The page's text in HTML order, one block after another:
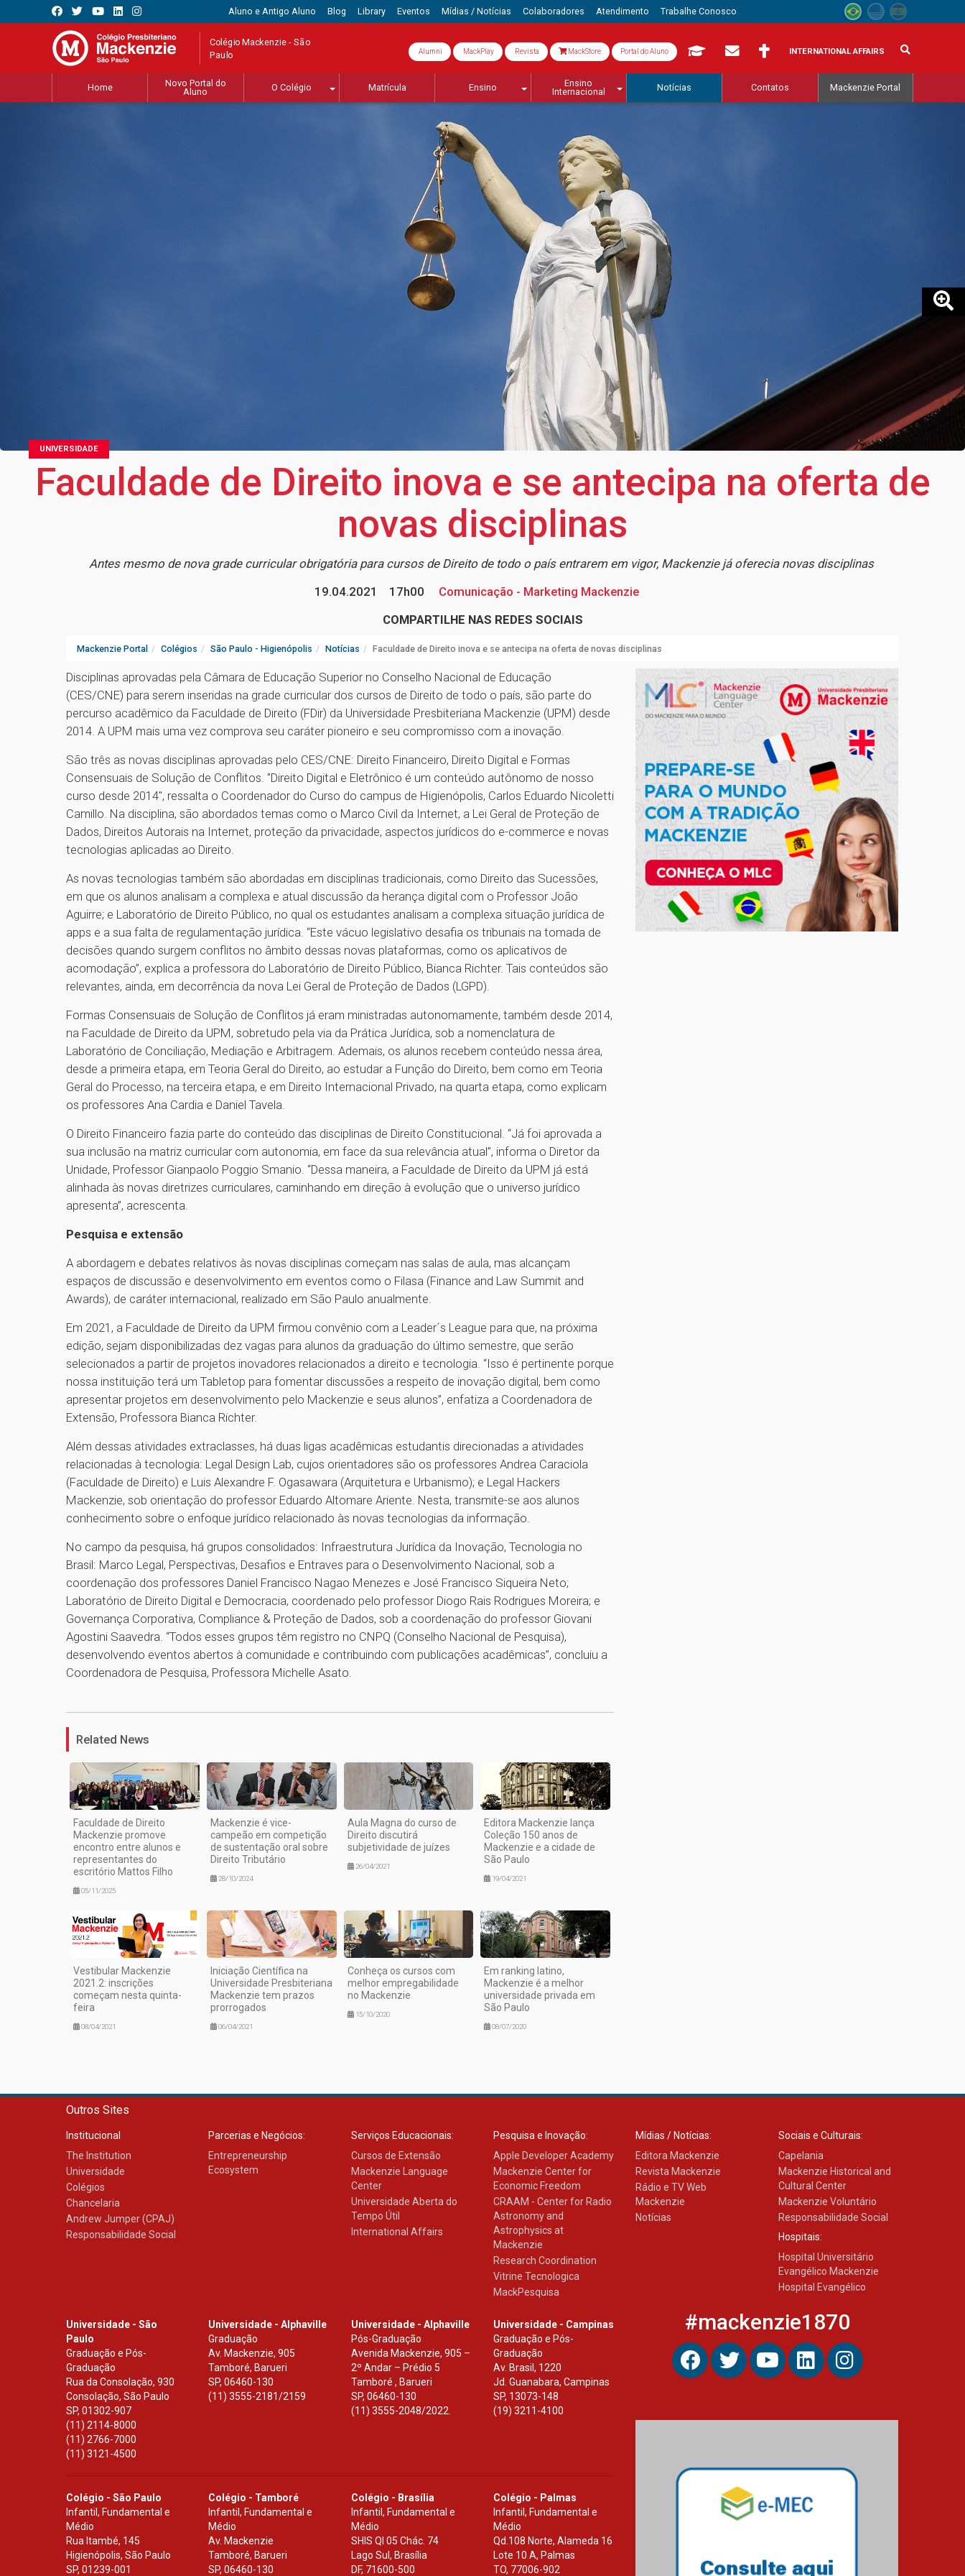
Aluno e Antigo Aluno Blog Library Eventos Mídias / Notícias Colaboradores Atendimento Trabalhe Conosco
Colégio Mackenzie - São
Paulo Alumni MackPlay Revista MackStore Portal do Aluno INTERNATIONAL AFFAIRS
Home
Novo Portal do
Aluno
O Colégio Matrícula Ensino
Ensino
Internacional
Notícias Contatos Mackenzie Portal
UNIVERSIDADE
Faculdade de Direito inova e se antecipa na oferta de
novas disciplinas
Antes mesmo de nova grade curricular obrigatória para cursos de Direito de todo o país entrarem em vigor, Mackenzie já oferecia novas disciplinas
19.04.2021
17h00
Comunicação - Marketing Mackenzie
COMPARTILHE NAS REDES SOCIAIS
Mackenzie Portal Colégios São Paulo - Higienópolis Notícias Faculdade de Direito inova e se antecipa na oferta de novas disciplinas
Disciplinas aprovadas pela Câmara de Educação Superior no Conselho Nacional de Educação
(CES/CNE) para serem inseridas na grade curricular dos cursos de Direito de todo o país, são parte do
percurso acadêmico da Faculdade de Direito (FDir) da Universidade Presbiteriana Mackenzie (UPM) desde
2014. A UPM mais uma vez comprova seu caráter pioneiro e seu compromisso com a inovação.
São três as novas disciplinas aprovadas pelo CES/CNE: Direito Financeiro, Direito Digital e Formas
Consensuais de Solução de Conflitos. "Direito Digital e Eletrônico é um conteúdo autônomo de nosso
curso desde 2014", ressalta o Coordenador do Curso do campus de Higienópolis, Carlos Eduardo Nicoletti
Camillo. Na disciplina, são abordados temas como o Marco Civil da Internet, a Lei Geral de Proteção de
Dados, Direitos Autorais na Internet, proteção da privacidade, aspectos jurídicos do e-commerce e novas
tecnologias aplicadas ao Direito.
As novas tecnologias também são abordadas em disciplinas tradicionais, como Direito das Sucessões,
em que os alunos analisam a complexa e atual discussão da herança digital com o Professor João
Aguirre; e Laboratório de Direito Público, no qual os estudantes analisam a complexa situação jurídica de
apps e a sua falta de regulamentação jurídica. “Este vácuo legislativo desafia os tribunais na tomada de
decisões quando surgem conflitos no âmbito dessas novas plataformas, como os aplicativos de
acomodação”, explica a professora do Laboratório de Direito Público, Bianca Richter. Tais conteúdos são
relevantes, ainda, em decorrência da nova Lei Geral de Proteção de Dados (LGPD).
Formas Consensuais de Solução de Conflitos já eram ministradas autonomamente, também desde 2014,
na Faculdade de Direito da UPM, sobretudo pela via da Prática Jurídica, sob a nomenclatura de
Laboratório de Conciliação, Mediação e Arbitragem. Ademais, os alunos recebem conteúdo nessa área,
desde a primeira etapa, em Teoria Geral do Direito, ao estudar a Função do Direito, bem como em Teoria
Geral do Processo, na terceira etapa, e em Direito Internacional Privado, na quarta etapa, como explicam
os professores Ana Cardia e Daniel Tavela.
O Direito Financeiro fazia parte do conteúdo das disciplinas de Direito Constitucional. “Já foi aprovada a
sua inclusão na matriz curricular com autonomia, em face da sua relevância atual”, informa o Diretor da
Unidade, Professor Gianpaolo Poggio Smanio. “Dessa maneira, a Faculdade de Direito da UPM já está
alinhada às novas diretrizes curriculares, caminhando em direção à evolução que o universo jurídico
apresenta”, acrescenta.
Pesquisa e extensão
A abordagem e debates relativos às novas disciplinas começam nas salas de aula, mas alcançam
espaços de discussão e desenvolvimento em eventos como o Filasa (Finance and Law Summit and
Awards), de caráter internacional, realizado em São Paulo anualmente.
Em 2021, a Faculdade de Direito da UPM firmou convênio com a Leader´s League para que, na próxima
edição, sejam disponibilizadas dez vagas para alunos da graduação do último semestre, que serão
selecionados a partir de projetos inovadores relacionados a direito e tecnologia. “Isso é pertinente porque
nossa instituição terá um Tabletop para fomentar discussões a respeito de inovação digital, bem como
apresentar projetos em desenvolvimento pelo Mackenzie e seus alunos”, enfatiza a Coordenadora de
Extensão, Professora Bianca Richter.
Além dessas atividades extraclasses, há duas ligas acadêmicas estudantis direcionadas a atividades
relacionadas à tecnologia: Legal Design Lab, cujos orientadores são os professores Andrea Caraciola
(Faculdade de Direito) e Luis Alexandre F. Ogasawara (Arquitetura e Urbanismo); e Legal Hackers
Mackenzie, sob orientação do professor Eduardo Altomare Ariente. Nesta, transmite-se aos alunos
conhecimento sobre o enfoque jurídico relacionado às novas tecnologias da informação.
No campo da pesquisa, há grupos consolidados: Infraestrutura Jurídica da Inovação, Tecnologia no
Brasil: Marco Legal, Perspectivas, Desafios e Entraves para o Desenvolvimento Nacional, sob a
coordenação dos professores Daniel Francisco Nagao Menezes e José Francisco Siqueira Neto;
Laboratório de Direito Digital e Democracia, coordenado pelo professor Diogo Rais Rodrigues Moreira; e
Governança Corporativa, Compliance & Proteção de Dados, sob a coordenação do professor Giovani
Agostini Saavedra. “Todos esses grupos têm registro no CNPQ (Conselho Nacional de Pesquisa),
desenvolvendo eventos abertos à comunidade e contribuindo com publicações acadêmicas”, concluiu a
Coordenadora de Pesquisa, Professora Michelle Asato.
1
Related News
Faculdade de Direito
Mackenzie promove
encontro entre alunos e
representantes do
escritório Mattos Filho
05/11/2025
Mackenzie é vice-
campeão em competição
de sustentação oral sobre
Direito Tributário
28/10/2024
Aula Magna do curso de
Direito discutirá
subjetividade de juízes
26/04/2021
Editora Mackenzie lança
Coleção 150 anos de
Mackenzie e a cidade de
São Paulo
19/04/2021
Vestibular Mackenzie
2021.2: inscrições
começam nesta quinta-
feira
08/04/2021
Iniciação Científica na
Universidade Presbiteriana
Mackenzie tem prazos
prorrogados
06/04/2021
Conheça os cursos com
melhor empregabilidade
no Mackenzie
15/10/2020
Em ranking latino,
Mackenzie é a melhor
universidade privada em
São Paulo
08/07/2020
Outros Sites
Institucional
The Institution
Universidade
Colégios
Chancelaria
Andrew Jumper (CPAJ)
Responsabilidade Social
Parcerias e Negócios:
Entrepreneurship
Ecosystem
Serviços Educacionais:
Cursos de Extensão
Mackenzie Language
Center
Universidade Aberta do
Tempo Útil
International Affairs
Pesquisa e Inovação:
Apple Developer Academy
Mackenzie Center for
Economic Freedom
CRAAM - Center for Radio
Astronomy and
Astrophysics at
Mackenzie
Research Coordination
Vitrine Tecnologica
MackPesquisa
Mídias / Notícias:
Editora Mackenzie
Revista Mackenzie
Rádio e TV Web
Mackenzie
Notícias
Sociais e Culturais:
Capelania
Mackenzie Historical and
Cultural Center
Mackenzie Voluntário
Responsabilidade Social
Hospitais:
Hospital Universitário
Evangélico Mackenzie
Hospital Evangélico
Universidade - São
Paulo
Graduação e Pós-
Graduação
Rua da Consolação, 930
Consolação, São Paulo
SP, 01302-907
(11) 2114-8000
(11) 2766-7000
(11) 3121-4500
Universidade - Alphaville
Graduação
Av. Mackenzie, 905
Tamboré, Barueri
SP,06460-130
(11) 3555-2181/2159
Universidade - Alphaville
Pós-Graduação
Avenida Mackenzie, 905 –
2º Andar – Prédio 5
Tamboré , Barueri
SP, 06460-130
(11) 3555-2048/2022.
Universidade - Campinas
Graduação e Pós-
Graduação
Av. Brasil, 1220
Jd. Guanabara, Campinas
SP, 13073-148
(19) 3211-4100
Colégio - São Paulo
Infantil, Fundamental e
Médio
Rua Itambé, 145
Higienópolis, São Paulo
SP, 01239-001
Colégio - Tamboré
Infantil, Fundamental e
Médio
Av. Mackenzie
Tamboré, Barueri
SP,06460-130
Colégio - Brasília
Infantil, Fundamental e
Médio
SHIS Ql 05 Chác. 74
Lago Sul, Brasília
DF, 71600-500
Colégio - Palmas
Infantil, Fundamental e
Médio
Qd.108 Norte, Alameda 16
Lote 10 A, Palmas
TO, 77006-902
#mackenzie1870